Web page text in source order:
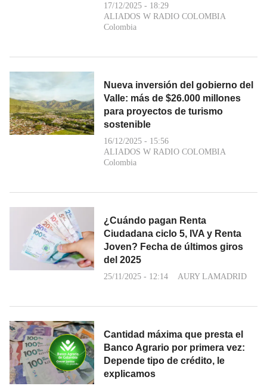
17/12/2025 - 18:29
ALIADOS W RADIO COLOMBIA
Colombia
Nueva inversión del gobierno del
Valle: más de $26.000 millones
para proyectos de turismo
sostenible
16/12/2025 - 15:56
ALIADOS W RADIO COLOMBIA
Colombia
¿Cuándo pagan Renta
Ciudadana ciclo 5, IVA y Renta
Joven? Fecha de últimos giros
del 2025
25/11/2025 - 12:14 AURY LAMADRID
Cantidad máxima que presta el
Banco Agrario por primera vez:
Depende tipo de crédito, le
explicamos